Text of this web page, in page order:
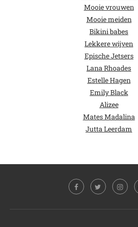
Mooie vrouwen
Mooie meiden
Bikini babes
Lekkere wijven
Epische Jetsers
Lana Rhoades
Estelle Hagen
Emily Black
Alizee
Mates Madalina
Jutta Leerdam